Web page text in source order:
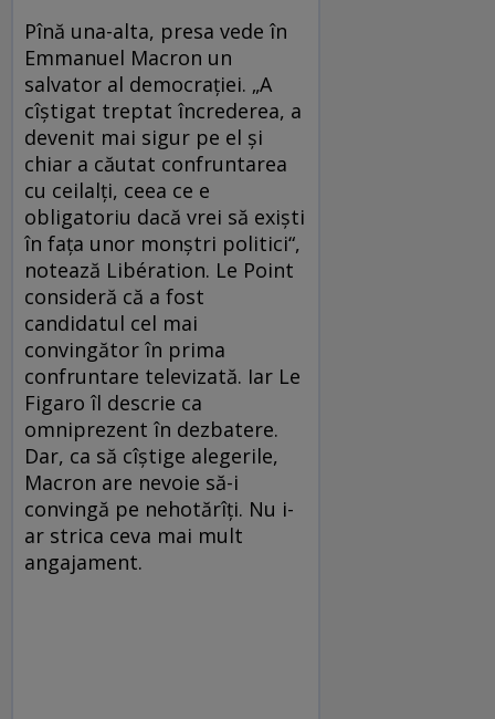
Pînă una-alta, presa vede în
Emmanuel Macron un
salvator al democraţiei. „A
cîştigat treptat încrederea, a
devenit mai sigur pe el şi
chiar a căutat confruntarea
cu ceilalţi, ceea ce e
obligatoriu dacă vrei să exişti
în faţa unor monştri politici“,
notează Libération. Le Point
consideră că a fost
candidatul cel mai
convingător în prima
confruntare televizată. Iar Le
Figaro îl descrie ca
omniprezent în dezbatere.
Dar, ca să cîştige alegerile,
Macron are nevoie să-i
convingă pe nehotărîţi. Nu i-
ar strica ceva mai mult
angajament.